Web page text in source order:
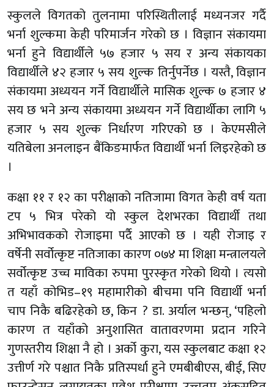
स्कुलले विगतको तुलनामा परिस्थितीलाई मध्यनजर गर्दै
भर्ना शुल्कमा केही परिमार्जन गरेको छ । विज्ञान संकायमा
भर्ना हुने विद्यार्थीले ५७ हजार ५ सय र अन्य संकायका
विद्यार्थीले ४२ हजार ५ सय शुल्क तिर्नुपर्नेछ । यस्तै, विज्ञान
संकायमा अध्ययन गर्ने विद्यार्थीले मासिक शुल्क ७ हजार ४
सय छ भने अन्य संकायमा अध्ययन गर्ने विद्यार्थीका लागि ५
हजार ५ सय शुल्क निर्धारण गरिएको छ । केएमसीले
यतिबेला अनलाइन बैंकिङमार्फत विद्यार्थी भर्ना लिइरहेको छ
।
कक्षा ११ र १२ का परीक्षाको नतिजामा विगत केही वर्ष यता
टप ५ भित्र परेको यो स्कुल देशभरका विद्यार्थी तथा
अभिभावकको रोजाइमा पर्दै आएको छ । यही रोजाइ र
वर्षेनी सर्वोत्कृष्ट नतिजाका कारण ०७४ मा शिक्षा मन्त्रालयले
सर्वोत्कृष्ट उच्च माविका रुपमा पुरस्कृत गरेको थियो । त्यसो
त यहाँ कोभिड–१९ महामारीको बीचमा पनि विद्यार्थी भर्ना
चाप निकै बढिरहेको छ, किन ? डा. अर्याल भन्छन्, ‘पहिलो
कारण त यहाँको अनुशासित वातावरणमा प्रदान गरिने
गुणस्तरीय शिक्षा नै हो । अर्को कुरा, यस स्कुलबाट कक्षा १२
उत्तीर्ण गरे पश्चात निकै प्रतिस्पर्धा हुने एमबीबीएस, बीई, सिए